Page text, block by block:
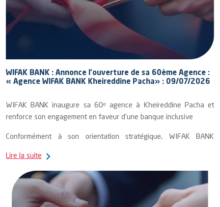
WIFAK BANK : Annonce l’ouverture de sa 60ème Agence :
« Agence WIFAK BANK Kheireddine Pacha» : 09/07/2026
WIFAK BANK inaugure sa 60ᵉ agence à Kheireddine Pacha et
renforce son engagement en faveur d’une banque inclusive
Conformément à son orientation stratégique, WIFAK BANK
développement économique durable, à travers des solutions de
finance islamique performantes, responsables et orientées client.
S’inscrivant dans une stratégie d’extension maîtrisée de son
réseau, visant à renforcer sa couverture territoriale et à
Lire la suite